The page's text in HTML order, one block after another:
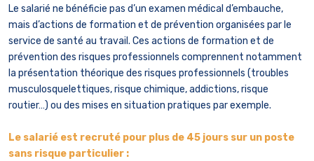
Le salarié ne bénéficie pas d’un examen médical d’embauche,
mais d’actions de formation et de prévention organisées par le
service de santé au travail. Ces actions de formation et de
prévention des risques professionnels comprennent notamment
la présentation théorique des risques professionnels (troubles
musculosquelettiques, risque chimique, addictions, risque
routier…) ou des mises en situation pratiques par exemple.
Le salarié est recruté pour plus de 45 jours sur un poste
sans risque particulier :